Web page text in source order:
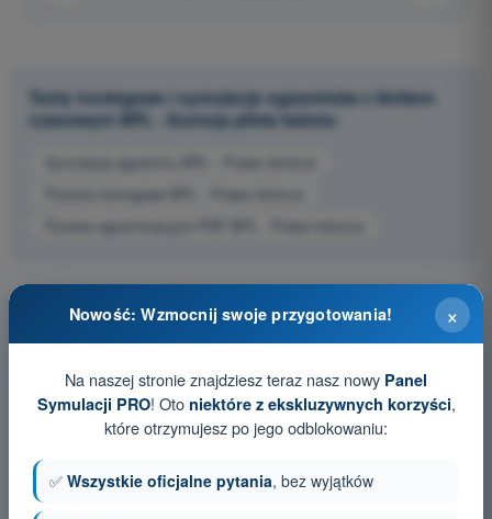
Testy treningowe i symulacje egzaminów z limitem
czasowym BPL - licencja pilota balonu
Symulacja egzaminu BPL - Prawo lotnicze
Pytania treningowe BPL - Prawo lotnicze
Pytania egzaminacyjne PDF BPL - Prawo lotnicze
×
Nowość: Wzmocnij swoje przygotowania!
Na naszej stronie znajdziesz teraz nasz nowy Panel
Symulacji PRO! Oto niektóre z ekskluzywnych korzyści,
które otrzymujesz po jego odblokowaniu:
✅ Wszystkie oficjalne pytania, bez wyjątków